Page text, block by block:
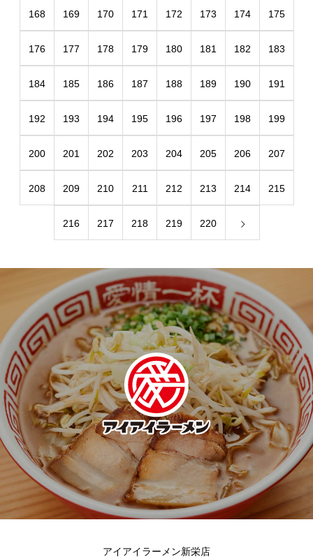
168 169 170 171 172 173 174 175
176 177 178 179 180 181 182 183
184 185 186 187 188 189 190 191
192 193 194 195 196 197 198 199
200 201 202 203 204 205 206 207
208 209 210 211 212 213 214 215
216 217 218 219 220
アイアイラーメン新栄店